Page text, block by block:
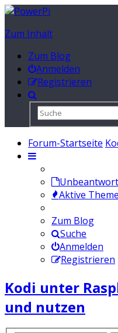
Zum Inhalt
Zum Blog
Anmelden
Registrieren
Forum-Startseite
Aktive
Zum Blog
Suche
Anmelden
Registrieren
Kodi unter
und nutzen